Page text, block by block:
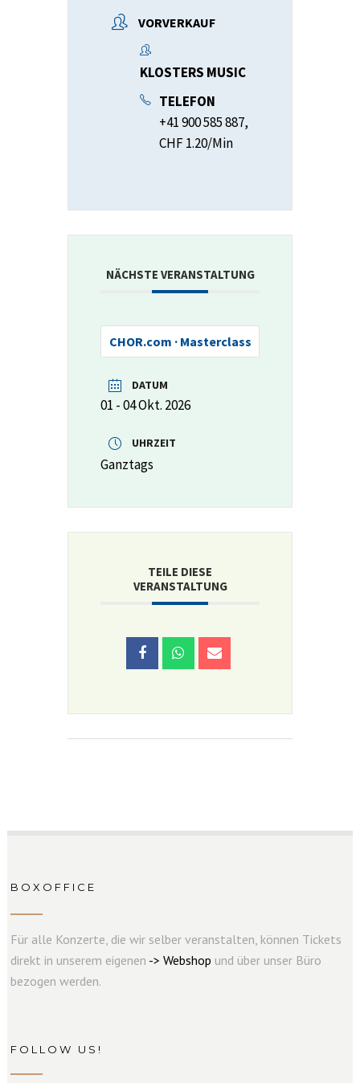
VORVERKAUF
KLOSTERS MUSIC
TELEFON
+41 900 585 887,
CHF 1.20/Min
NÄCHSTE VERANSTALTUNG
CHOR.com · Masterclass
DATUM
01 - 04 Okt. 2026
UHRZEIT
Ganztags
TEILE DIESE
VERANSTALTUNG
BOXOFFICE
Für alle Konzerte, die wir selber veranstalten, können Tickets
direkt in unserem eigenen ->Webshop und über unser Büro
bezogen werden.
FOLLOW US!